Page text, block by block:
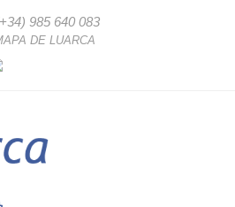
985 640 083
DE LUARCA